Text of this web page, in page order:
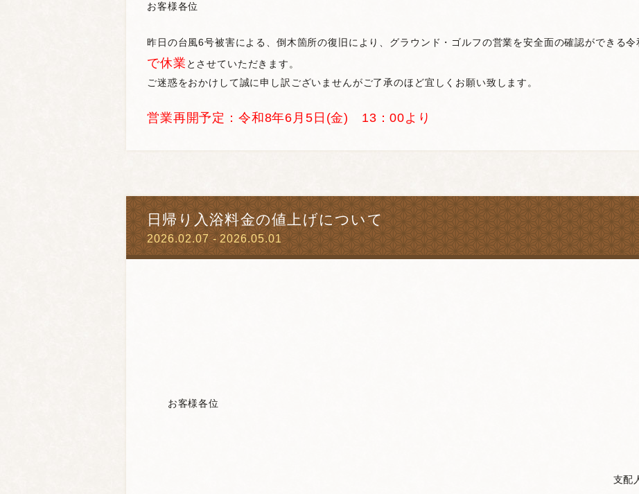
お客様各位
昨日の台風6号被害による、倒木箇所の復旧により、グラウンド・ゴルフの営業を安全面の確認ができる
で休業 とさせていただきます。
ご迷惑をおかけして誠に申し訳ございませんがご了承のほど宜しくお願い致します。
営業再開予定：令和8年6月5日(金) 13：00より
日帰り入浴料金の値上げについて
2026.02.07 - 2026.05.01
２０２６年２月
お客様各位
いこいの村涸
支配人 寺門 史